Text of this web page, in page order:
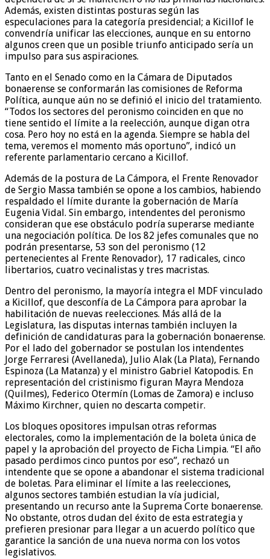
Además, existen distintas posturas según las
especulaciones para la categoría presidencial; a Kicillof le
convendría unificar las elecciones, aunque en su entorno
algunos creen que un posible triunfo anticipado sería un
impulso para sus aspiraciones.
Tanto en el Senado como en la Cámara de Diputados
bonaerense se conformarán las comisiones de Reforma
Política, aunque aún no se definió el inicio del tratamiento.
“Todos los sectores del peronismo coinciden en que no
tiene sentido el límite a la reelección, aunque digan otra
cosa. Pero hoy no está en la agenda. Siempre se habla del
tema, veremos el momento más oportuno”, indicó un
referente parlamentario cercano a Kicillof.
Además de la postura de La Cámpora, el Frente Renovador
de Sergio Massa también se opone a los cambios, habiendo
respaldado el límite durante la gobernación de María
Eugenia Vidal. Sin embargo, intendentes del peronismo
consideran que ese obstáculo podría superarse mediante
una negociación política. De los 82 jefes comunales que no
podrán presentarse, 53 son del peronismo (12
pertenecientes al Frente Renovador), 17 radicales, cinco
libertarios, cuatro vecinalistas y tres macristas.
Dentro del peronismo, la mayoría integra el MDF vinculado
a Kicillof, que desconfía de La Cámpora para aprobar la
habilitación de nuevas reelecciones. Más allá de la
Legislatura, las disputas internas también incluyen la
definición de candidaturas para la gobernación bonaerense.
Por el lado del gobernador se postulan los intendentes
Jorge Ferraresi (Avellaneda), Julio Alak (La Plata), Fernando
Espinoza (La Matanza) y el ministro Gabriel Katopodis. En
representación del cristinismo figuran Mayra Mendoza
(Quilmes), Federico Otermín (Lomas de Zamora) e incluso
Máximo Kirchner, quien no descarta competir.
Los bloques opositores impulsan otras reformas
electorales, como la implementación de la boleta única de
papel y la aprobación del proyecto de Ficha Limpia. “El año
pasado perdimos cinco puntos por eso”, rechazó un
intendente que se opone a abandonar el sistema tradicional
de boletas. Para eliminar el límite a las reelecciones,
algunos sectores también estudian la vía judicial,
presentando un recurso ante la Suprema Corte bonaerense.
No obstante, otros dudan del éxito de esta estrategia y
prefieren presionar para llegar a un acuerdo político que
garantice la sanción de una nueva norma con los votos
legislativos.